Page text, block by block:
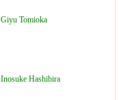
Giyu Tomioka
Inosuke Hashibira